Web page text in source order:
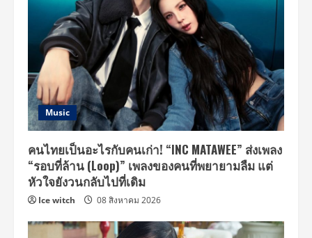
Music
คนไทยเป็นอะไรกับคนเก่า! “INC MATAWEE” ส่งเพลง
“รอบที่ล้าน (Loop)” เพลงของคนที่พยายามลืม แต่
หัวใจยังวนกลับไปที่เดิม
Ice witch 08 สิงหาคม 2026